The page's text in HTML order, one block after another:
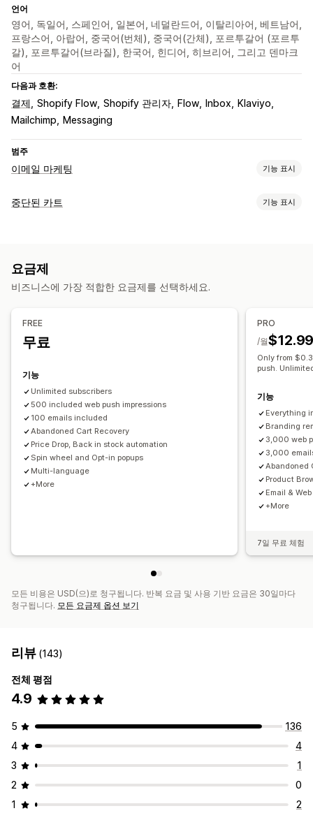
언어
영어, 독일어, 스페인어, 일본어, 네덜란드어, 이탈리아어, 베트남어,
프랑스어, 아랍어, 중국어(번체), 중국어(간체), 포르투갈어 (포르투
갈), 포르투갈어(브라질), 한국어, 힌디어, 히브리어, 그리고 덴마크
어
다음과 호환:
결제 Shopify Flow Shopify 관리자 Flow Inbox
Klaviyo
Mailchimp
Messaging
범주
이메일 마케팅 기능 표시
캠페인 유형
환영 이메일
재입고 알림 이메일
고객 되찾기 이메일 추천 제품
캠페인 관리
사용자 지정 코드
커스텀 폰트
이메일 도메인
동의 수집 이메일 캡처 목록
타게팅
위치 정보 세분화 태그 지정 추적
분석
A/B 테스트 API 및 Webhook
중단된 카트 기능 표시
웹 푸시 알림
할인 혜택
한시적 혜택 게임 및 콘테스트
전환 추적
표시 옵션
사용자 지정 브랜딩
템플릿
타게팅 규칙 행동 추적
요금제
비즈니스에 가장 적합한 요금제를 선택하세요.
FREE
무료
기능
Unlimited subscribers
500 included web push impressions
100 emails included
Abandoned Cart Recovery
Price Drop, Back in stock automation
Spin wheel and Opt-in popups
Multi-language
+More
PRO
/월
Only from
push.
기능
Everything
Branding
3,000 web
3,000
Abandoned
Product
Email &
+More
7일 무료 체험
모든 비용은 USD(으)로 청구됩니다. 반복 요금 및 사용 기반 요금은 30일마다
청구됩니다. 모든 요금제 옵션 보기
리뷰 (143)
전체 평점
4.9
5
136
4
4
3
1
2
0
1
2